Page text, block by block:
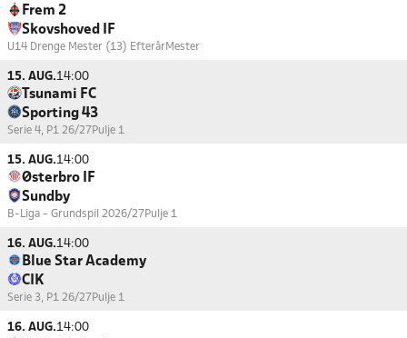
Frem 2
Skovshoved IF
U14 Drenge Mester (13) EfterårMester
15. AUG.14:00
Tsunami FC
Sporting 43
Serie 4, P1 26/27 Pulje 1
15. AUG.14:00
Østerbro IF
Sundby
B-Liga - Grundspil 2026/27 Pulje 1
16. AUG.14:00
Blue Star Academy
CIK
Serie 3, P1 26/27 Pulje 1
16. AUG.14:00